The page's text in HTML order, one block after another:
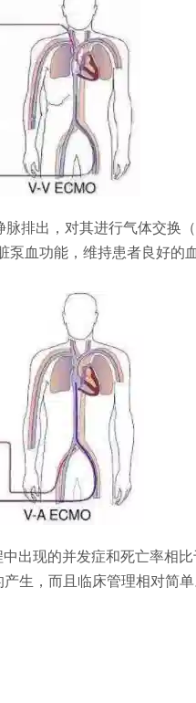
排出，对其进行气体交换
血功能，维持患者良好的
出现的并发症和死亡率相
生，而且临床管理相对简单